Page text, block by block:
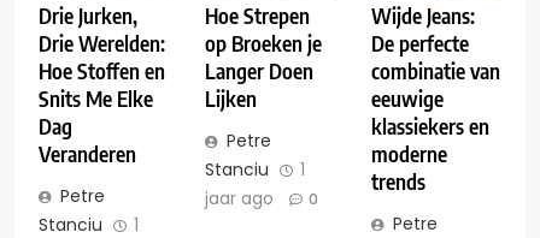
Drie Jurken,
Drie Werelden:
Hoe Stoffen en
Snits Me Elke
Dag
Veranderen
Petre
Stanciu
1
Hoe Strepen
op Broeken je
Langer Doen
Lijken
Petre
Stanciu
1
jaar ago
0
Wijde Jeans:
De perfecte
combinatie van
eeuwige
klassiekers en
moderne
trends
Petre